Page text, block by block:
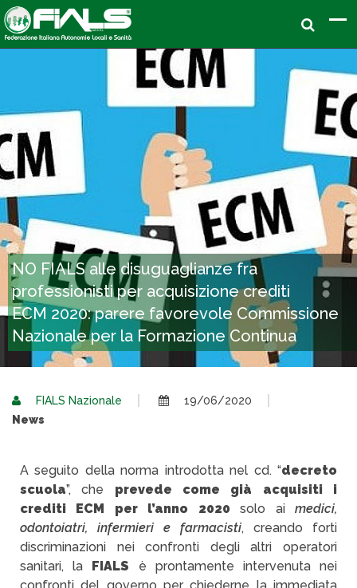
NO FIALS alle disuguaglianze fra
professionisti per acquisizione crediti
ECM 2020: parere favorevole Commissione
Nazionale per la Formazione Continua
FIALS Nazionale
19/06/2020
News
A seguito della norma introdotta nel cd. “decreto
scuola”, che prevede come già acquisiti i
crediti ECM per l’anno 2020 solo aimedici,
odontoiatri, infermieri e farmacisti, creando forti
discriminazioni nei confronti degli altri operatori
sanitari, la FIALS è prontamente intervenuta nei